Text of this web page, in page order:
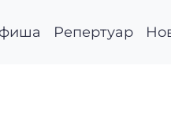
Репертуар